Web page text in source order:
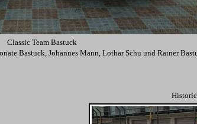
Classic Team Bastuck
Bastuck, Johannes Mann, Lothar Schu und Rainer